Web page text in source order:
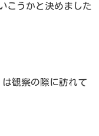
こうかと決めました
観察の際に訪れて